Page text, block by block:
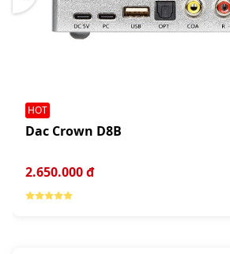
HOT
Dac Crown D8B
2.650.000 đ